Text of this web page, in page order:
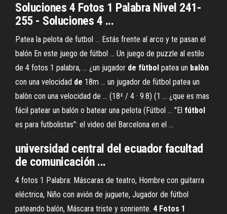
Soluciones 4 Fotos 1 PalabraNivel 241-
255 - Soluciones 4 ...
Patea la pelota de futbol ... Estás frente al arco y te pasan el
balón En este juego de fútbol ... Un juego de puzzle al estilo
de 4 fotos 1 palabra, ... ¿un jugador de fùtbol patea un balòn
con una velocidad de 18m ... un jugador de fùtbol patea un
balòn con una velocidad de ... (18² / 4 · 9.8) (1 ... ¿que es mas
fácil patear un balón o batear una pelota (Fútbol ... "El fútbol
es para futbolistas": el video del Barcelona en el ...
universidad central del ecuador facultad
de comunicación ...
4 fotos 1 Palabra: Máscaras de teatro, Hombre con guitarra
eléctrica, Niño con avión de juguete, Jugador de fútbol
pateando balón, Máscara triste y sonriente. 4 Fotos 1